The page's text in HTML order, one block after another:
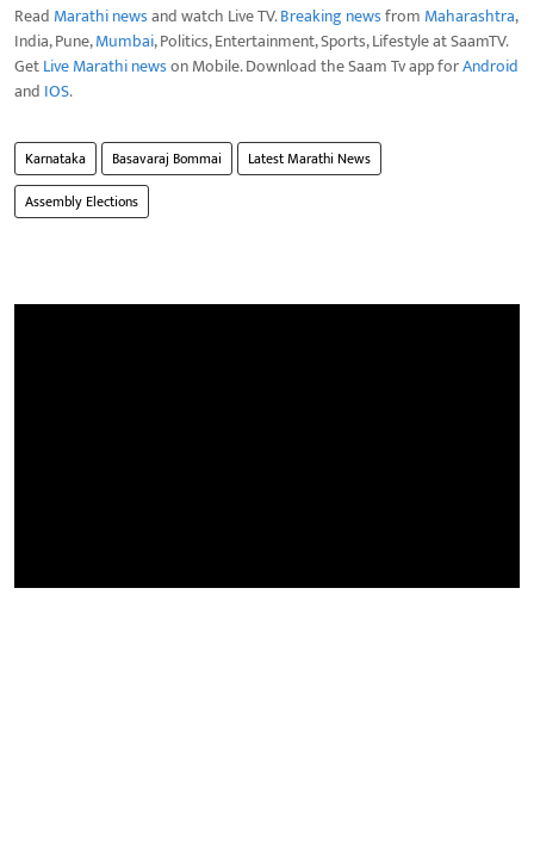
Read Marathi newsand watch Live TV.Breaking newsfrom Maharashtra,
India, Pune,Mumbai, Politics, Entertainment, Sports, Lifestyle at SaamTV.
GetLive Marathi newson Mobile. Download the Saam Tv app forAndroid
and IOS.
Karnataka Basavaraj Bommai
Latest Marathi News
Assembly Elections